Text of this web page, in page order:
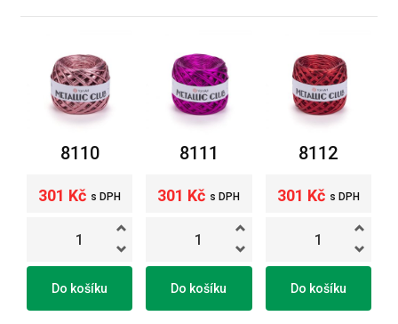
8110
301 Kč s DPH
Do košíku
8111
301 Kč s DPH
Do košíku
8112
301 Kč s DPH
Do košíku